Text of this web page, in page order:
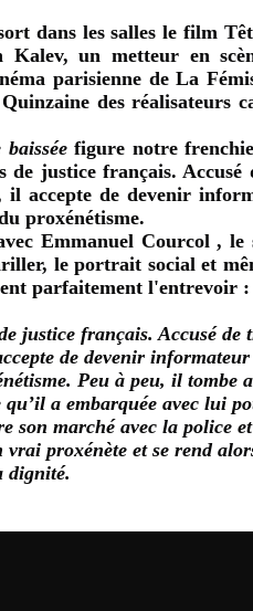
dans les salles le film
Kalev, un metteur en
parisienne de La
des réalisateurs
baisséefigure notre frenchie
de justice français.
accepte de devenir
proxénétisme.
Emmanuel Courcol, le
le portrait social et
parfaitement l'entrevoir :
justice français. Accusé
de devenir
Peu à peu, il tombe
a embarquée avec lui
son marché avec la police
vrai proxénète et se rend
dignité.